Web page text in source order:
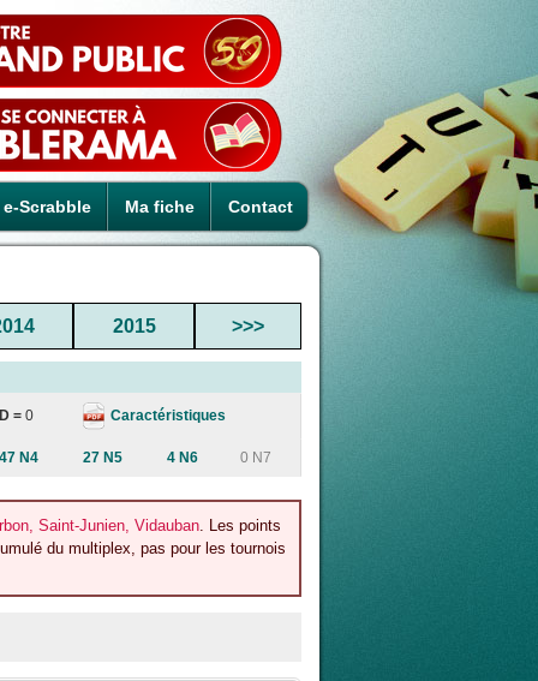
e-Scrabble Ma fiche Contact
2015 >>>
D = 0 Caractéristiques
47 N4 27 N5 4 N6 0 N7
Saint-Junien, Vidauban. Les points
du multiplex, pas pour les tournois